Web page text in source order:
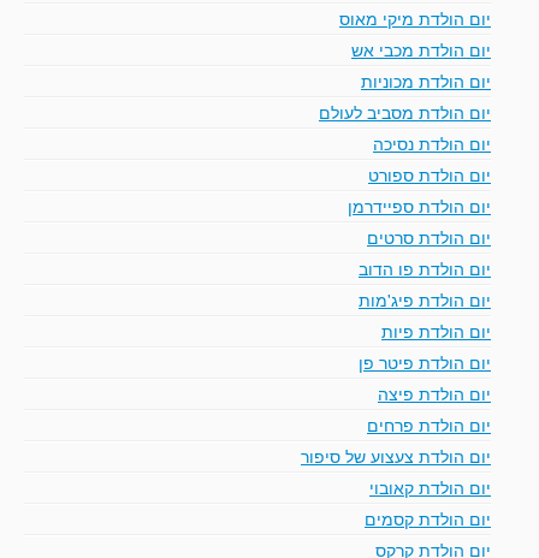
יום הולדת מיקי מאוס
יום הולדת מכבי אש
יום הולדת מכוניות
יום הולדת מסביב לעולם
יום הולדת נסיכה
יום הולדת ספורט
יום הולדת ספיידרמן
יום הולדת סרטים
יום הולדת פו הדוב
יום הולדת פיג'מות
יום הולדת פיות
יום הולדת פיטר פן
יום הולדת פיצה
יום הולדת פרחים
יום הולדת צעצוע של סיפור
יום הולדת קאובוי
יום הולדת קסמים
יום הולדת קרקס